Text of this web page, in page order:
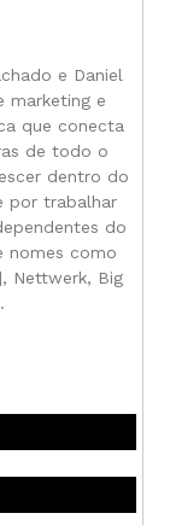
e Daniel
marketing e
que conecta
de todo o
dentro do
por trabalhar
do
nomes como
Nettwerk, Big